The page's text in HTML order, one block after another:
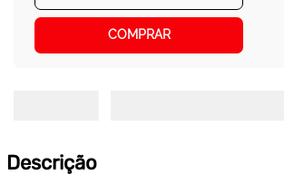
COMPRAR
Descrição